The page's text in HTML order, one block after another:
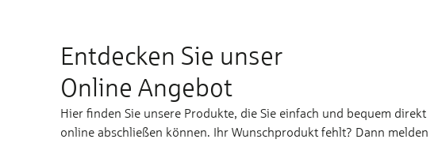
Entdecken Sie unser
Online Angebot
Hier finden Sie unsere Produkte, die Sie einfach und bequem direkt
online abschließen können. Ihr Wunschprodukt fehlt? Dann melden